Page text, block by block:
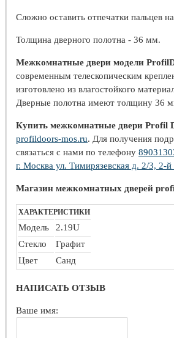
Сложно оставить отпечатки пальцев
Толщина дверного полотна - 36 мм.
Межкомнатные двери модели
современным телескопическим
изготовлено из влагостойкого
Дверные полотна имеют толщину 36
Купить межкомнатные двери Profil
profildoors-mos.ru. Для получения
связаться с нами по телефону
г. Москва ул. Тимирязевская д. 2/3, 2-
Магазин межкомнатных дверей
ХАРАКТЕРИСТИКИ
Модель
2.19U
Стекло
Графит
Цвет
Санд
НАПИСАТЬ ОТЗЫВ
Ваше имя: